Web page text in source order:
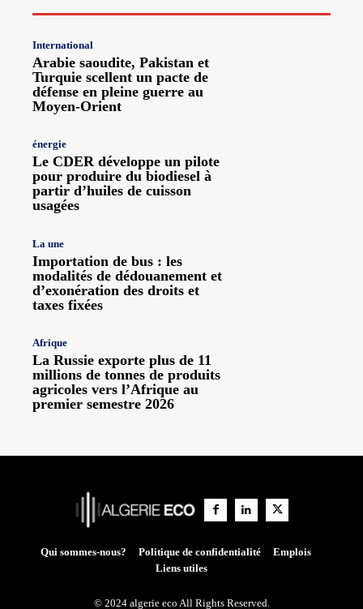
International
Arabie saoudite, Pakistan et
Turquie scellent un pacte de
défense en pleine guerre au
Moyen-Orient
énergie
Le CDER développe un pilote
pour produire du biodiesel à
partir d’huiles de cuisson
usagées
La une
Importation de bus : les
modalités de dédouanement et
d’exonération des droits et
taxes fixées
Afrique
La Russie exporte plus de 11
millions de tonnes de produits
agricoles vers l’Afrique au
premier semestre 2026
Qui sommes-nous? Politique de confidentialité
Emplois
Liens utiles
© 2024 algerie eco All Rights Reserved.